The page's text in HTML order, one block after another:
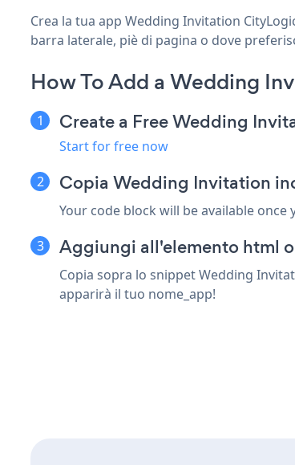
Crea la tua app Wedding Invitation
barra laterale, piè di pagina o dove
How To Add a Wedding
Create a Free Wedding
Start for free now
Copia Wedding Invitation
Your code block will be available once
Aggiungi all'elemento html
Copia sopra lo snippet Wedding
apparirà il tuo nome_app!